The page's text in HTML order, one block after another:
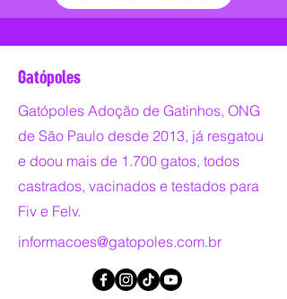
Gatópoles
Gatópoles Adoção de Gatinhos, ONG
de São Paulo desde 2013, já resgatou
e doou mais de 1.700 gatos, todos
castrados, vacinados e testados para
Fiv e Felv.
informacoes@gatopoles.com.br